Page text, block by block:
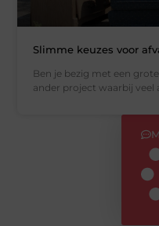
Slimme keuzes voor
Ben je bezig met een
ander project waarbij veel